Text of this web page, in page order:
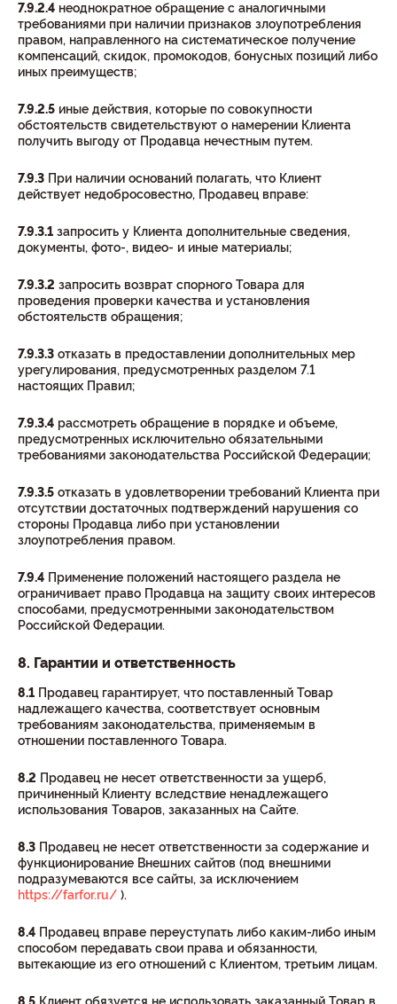
7.9.2.4 неоднократное обращение с аналогичными
требованиями при наличии признаков злоупотребления
правом, направленного на систематическое получение
компенсаций, скидок, промокодов, бонусных позиций либо
иных преимуществ;
7.9.2.5 иные действия, которые по совокупности
обстоятельств свидетельствуют о намерении Клиента
получить выгоду от Продавца нечестным путем.
7.9.3 При наличии оснований полагать, что Клиент
действует недобросовестно, Продавец вправе:
7.9.3.1 запросить у Клиента дополнительные сведения,
документы, фото-, видео- и иные материалы;
7.9.3.2 запросить возврат спорного Товара для
проведения проверки качества и установления
обстоятельств обращения;
7.9.3.3 отказать в предоставлении дополнительных мер
урегулирования, предусмотренных разделом 7.1
настоящих Правил;
7.9.3.4 рассмотреть обращение в порядке и объеме,
предусмотренных исключительно обязательными
требованиями законодательства Российской Федерации;
7.9.3.5 отказать в удовлетворении требований Клиента при
отсутствии достаточных подтверждений нарушения со
стороны Продавца либо при установлении
злоупотребления правом.
7.9.4 Применение положений настоящего раздела не
ограничивает право Продавца на защиту своих интересов
способами, предусмотренными законодательством
Российской Федерации.
8. Гарантии и ответственность
8.1 Продавец гарантирует, что поставленный Товар
надлежащего качества, соответствует основным
требованиям законодательства, применяемым в
отношении поставленного Товара.
8.2 Продавец не несет ответственности за ущерб,
причиненный Клиенту вследствие ненадлежащего
использования Товаров, заказанных на Сайте.
8.3 Продавец не несет ответственности за содержание и
функционирование Внешних сайтов (под внешними
подразумеваются все сайты, за исключением
https://farfor.ru/ ).
8.4 Продавец вправе переуступать либо каким-либо иным
способом передавать свои права и обязанности,
вытекающие из его отношений с Клиентом, третьим лицам.